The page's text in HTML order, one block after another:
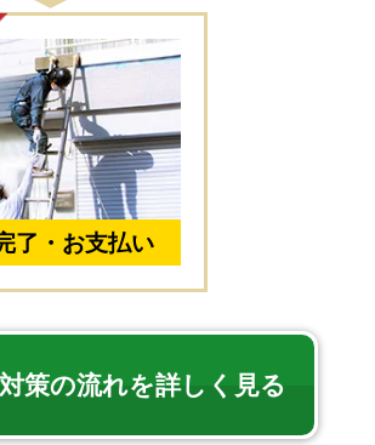
了・お支払い
策の流れを詳しく見る